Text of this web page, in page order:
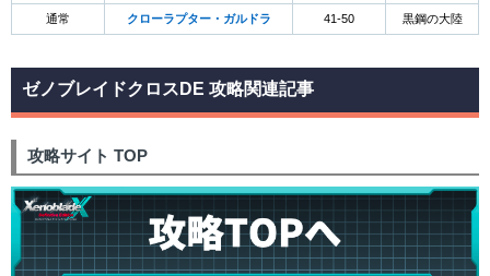
通常 クローラプター・ガルドラ 41-50 黒鋼の大陸
ゼノブレイドクロスDE 攻略関連記事
攻略サイト TOP